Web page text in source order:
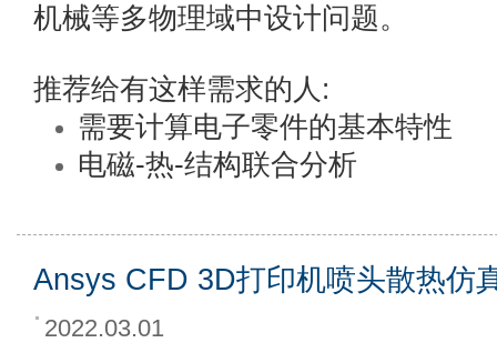
机械等多物理域中设计问题。
推荐给有这样需求的人:
需要计算电子零件的基本特性
电磁-热-结构联合分析
Ansys CFD 3D打印机喷头散热仿
2022.03.01